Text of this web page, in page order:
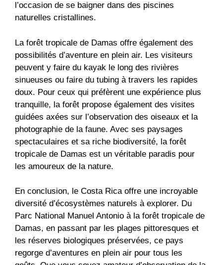
l’occasion de se baigner dans des piscines
naturelles cristallines.
La forêt tropicale de Damas offre également des
possibilités d’aventure en plein air. Les visiteurs
peuvent y faire du kayak le long des rivières
sinueuses ou faire du tubing à travers les rapides
doux. Pour ceux qui préfèrent une expérience plus
tranquille, la forêt propose également des visites
guidées axées sur l’observation des oiseaux et la
photographie de la faune. Avec ses paysages
spectaculaires et sa riche biodiversité, la forêt
tropicale de Damas est un véritable paradis pour
les amoureux de la nature.
En conclusion, le Costa Rica offre une incroyable
diversité d’écosystèmes naturels à explorer. Du
Parc National Manuel Antonio à la forêt tropicale de
Damas, en passant par les plages pittoresques et
les réserves biologiques préservées, ce pays
regorge d’aventures en plein air pour tous les